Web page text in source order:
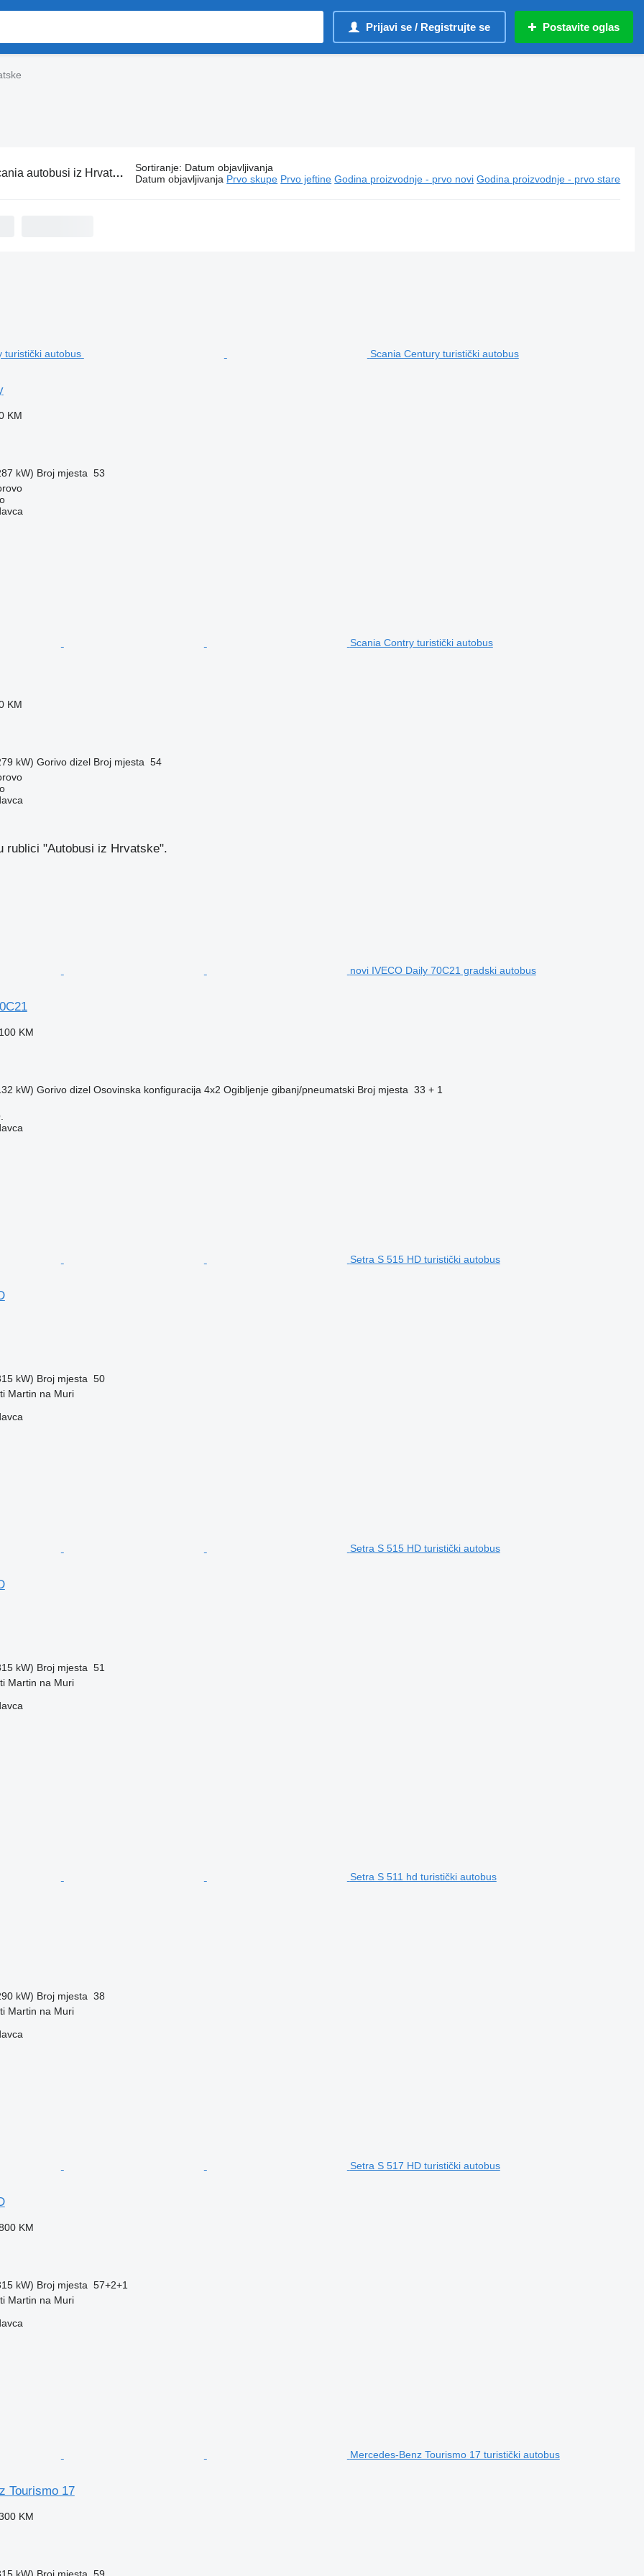
Prijavi se / Registrujte se Postavite oglas
autobusi iz Hrvatske Sortiranje: Datum objavljivanja
Datum objavljivanja Prvo skupe Prvo jeftine Godina proizvodnje - prvo novi Godina proizvodnje - prvo stare
Scania Century turistički autobus
KM
kW) Broj mjesta 53
Scania Contry turistički autobus
KM
kW) Gorivo dizel Broj mjesta 54
rublici "Autobusi iz Hrvatske".
novi IVECO Daily 70C21 gradski autobus
KM
kW) Gorivo dizel Osovinska konfiguracija 4x2 Ogibljenje gibanj/pneumatski Broj mjesta 33 + 1
Setra S 515 HD turistički autobus
kW) Broj mjesta 50
Martin na Muri
Setra S 515 HD turistički autobus
kW) Broj mjesta 51
Martin na Muri
Setra S 511 hd turistički autobus
kW) Broj mjesta 38
Martin na Muri
Setra S 517 HD turistički autobus
KM
kW) Broj mjesta 57+2+1
Martin na Muri
Mercedes-Benz Tourismo 17 turistički autobus
Tourismo 17
KM
kW) Broj mjesta 59